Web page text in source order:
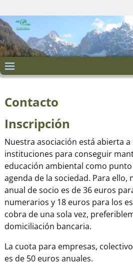
Contacto
Inscripción
Nuestra asociación está abierta a
instituciones para conseguir
educación ambiental como
agenda de la sociedad. Para ello,
anual de socio es de 36 euros
numerarios y 18 euros para los
cobra de una sola vez,
domiciliación bancaria.
La cuota para empresas,
es de 50 euros anuales.